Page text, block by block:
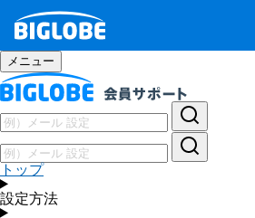
メニュー
トップ
設定方法